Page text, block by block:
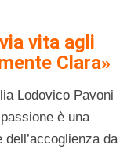
vita agli
Clara»
Lodovico Pavoni
è una
da